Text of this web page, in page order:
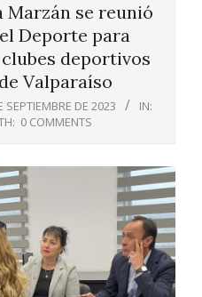
se reunió
Deporte para
deportivos
Valparaíso
SEPTIEMBRE DE 2023
IN:
0 COMMENTS